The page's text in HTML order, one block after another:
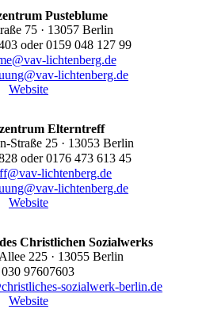
Pusteblume
75 · 13057 Berlin
oder 0159 048 127 99
lichtenberg.de
lichtenberg.de
Website
Elterntreff
Straße 25 · 13053 Berlin
oder 0176 473 613 45
lichtenberg.de
lichtenberg.de
Website
Christlichen Sozialwerks
225 · 13055 Berlin
97607603
sozialwerk-berlin.de
Website